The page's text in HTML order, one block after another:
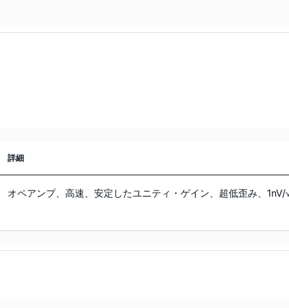
詳細
オペアンプ、高速、安定したユニティ・ゲイン、超低歪み、1nV/